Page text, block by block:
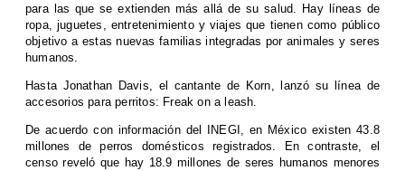
para las que se extienden más allá de su salud. Hay líneas de
ropa, juguetes, entretenimiento y viajes que tienen como público
objetivo a estas nuevas familias integradas por animales y seres
humanos.
Hasta Jonathan Davis, el cantante de Korn, lanzó su línea de
accesorios para perritos: Freak on a leash.
De acuerdo con información del INEGI, en México existen 43.8
millones de perros domésticos registrados. En contraste, el
censo reveló que hay 18.9 millones de seres humanos menores